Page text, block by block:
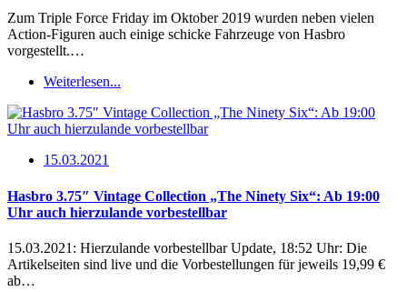
Zum Triple Force Friday im Oktober 2019 wurden neben vielen
Action-Figuren auch einige schicke Fahrzeuge von Hasbro
vorgestellt.…
Weiterlesen...
15.03.2021
Hasbro 3.75″ Vintage Collection „The Ninety Six“: Ab 19:00
Uhr auch hierzulande vorbestellbar
15.03.2021: Hierzulande vorbestellbar Update, 18:52 Uhr: Die
Artikelseiten sind live und die Vorbestellungen für jeweils 19,99 €
ab…